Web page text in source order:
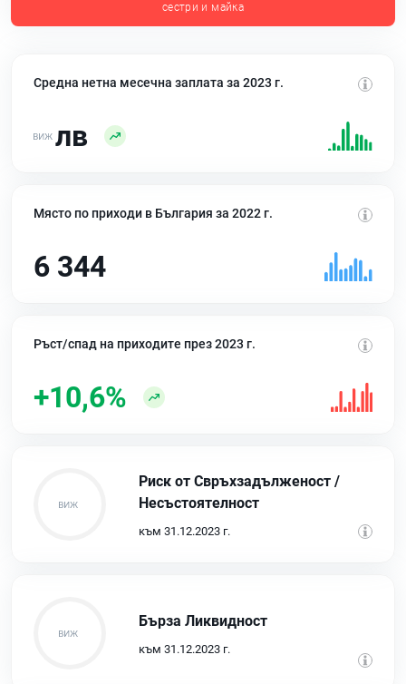
сестри и майка
Средна нетна месечна заплата за 2023 г.
лв
Място по приходи в България за 2022 г.
6 344
Ръст/спад на приходите през 2023 г.
+10,6%
Риск от Свръхзадълженост /
Несъстоятелност
към 31.12.2023 г.
Бърза Ликвидност
към 31.12.2023 г.